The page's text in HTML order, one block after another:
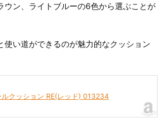
ウン、ライトブルーの6色から選ぶことが
使い道ができるのが魅力的なクッション
ルクッション RE(レッド) 013234